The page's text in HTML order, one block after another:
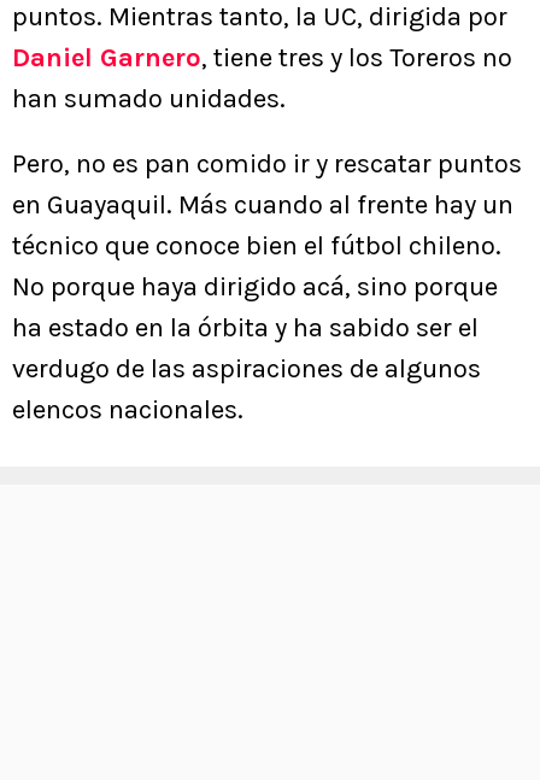
puntos. Mientras tanto, la UC, dirigida por
Daniel Garnero, tiene tres y los Toreros no
han sumado unidades.
Pero, no es pan comido ir y rescatar puntos
en Guayaquil. Más cuando al frente hay un
técnico que conoce bien el fútbol chileno.
No porque haya dirigido acá, sino porque
ha estado en la órbita y ha sabido ser el
verdugo de las aspiraciones de algunos
elencos nacionales.